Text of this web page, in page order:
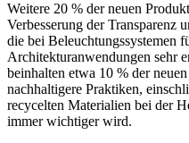
Weitere 20 % der neuen
Verbesserung der Transparenz
die bei Beleuchtungssystemen
Architekturanwendungen sehr
beinhalten etwa 10 % der
nachhaltigere Praktiken,
recycelten Materialien bei der
immer wichtiger wird.